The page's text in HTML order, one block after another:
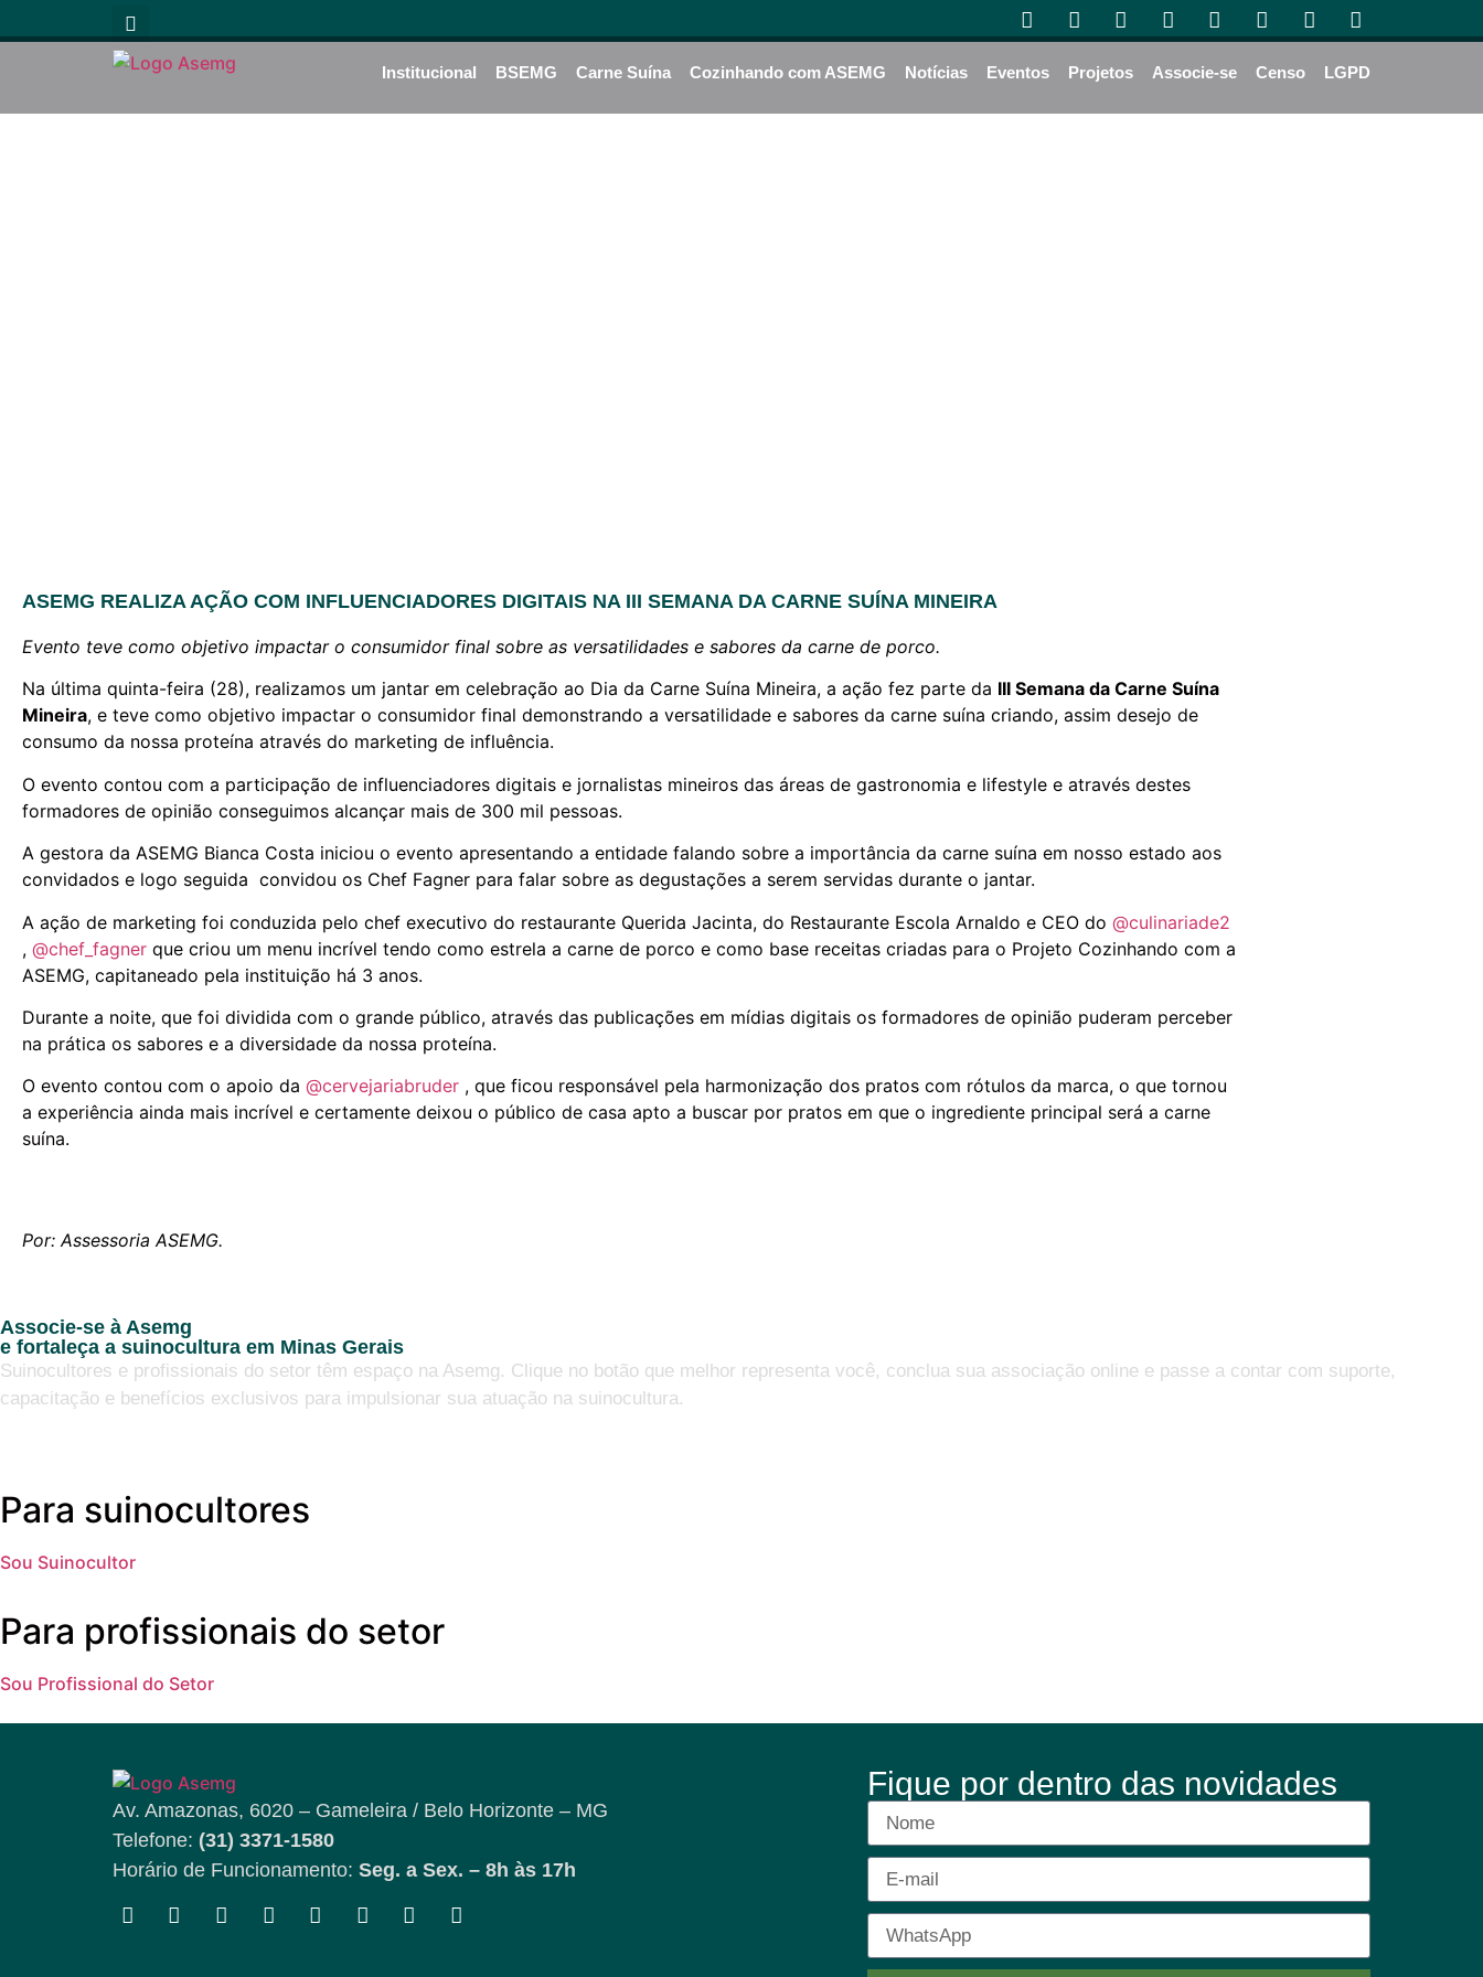
Institucional BSEMG Carne Suína Cozinhando com ASEMG Notícias Eventos Projetos Associe-se Censo LGPD
ASEMG REALIZA AÇÃO COM INFLUENCIADORES DIGITAIS NA III SEMANA DA CARNE SUÍNA MINEIRA
Evento teve como objetivo impactar o consumidor final sobre as versatilidades e sabores da carne de porco.
Na última quinta-feira (28), realizamos um jantar em celebração ao Dia da Carne Suína Mineira, a ação fez parte da III Semana da Carne Suína
Mineira, e teve como objetivo impactar o consumidor final demonstrando a versatilidade e sabores da carne suína criando, assim desejo de
consumo da nossa proteína através do marketing de influência.
O evento contou com a participação de influenciadores digitais e jornalistas mineiros das áreas de gastronomia e lifestyle e através destes
formadores de opinião conseguimos alcançar mais de 300 mil pessoas.
A gestora da ASEMG Bianca Costa iniciou o evento apresentando a entidade falando sobre a importância da carne suína em nosso estado aos
convidados e logo seguida convidou os Chef Fagner para falar sobre as degustações a serem servidas durante o jantar.
A ação de marketing foi conduzida pelo chef executivo do restaurante Querida Jacinta, do Restaurante Escola Arnaldo e CEO do @culinariade2
, @chef_fagner que criou um menu incrível tendo como estrela a carne de porco e como base receitas criadas para o Projeto Cozinhando com a
ASEMG, capitaneado pela instituição há 3 anos.
Durante a noite, que foi dividida com o grande público, através das publicações em mídias digitais os formadores de opinião puderam perceber
na prática os sabores e a diversidade da nossa proteína.
O evento contou com o apoio da @cervejariabruder , que ficou responsável pela harmonização dos pratos com rótulos da marca, o que tornou
a experiência ainda mais incrível e certamente deixou o público de casa apto a buscar por pratos em que o ingrediente principal será a carne
suína.
Por: Assessoria ASEMG.
Associe-se à Asemg
e fortaleça a suinocultura em Minas Gerais
Suinocultores e profissionais do setor têm espaço na Asemg. Clique no botão que melhor representa você, conclua sua associação online e passe a contar com suporte,
capacitação e benefícios exclusivos para impulsionar sua atuação na suinocultura.
Para suinocultores
Sou Suinocultor
Para profissionais do setor
Sou Profissional do Setor
Av. Amazonas, 6020 – Gameleira / Belo Horizonte – MG
Telefone: (31) 3371-1580
Horário de Funcionamento: Seg. a Sex. – 8h às 17h
Fique por dentro das novidades